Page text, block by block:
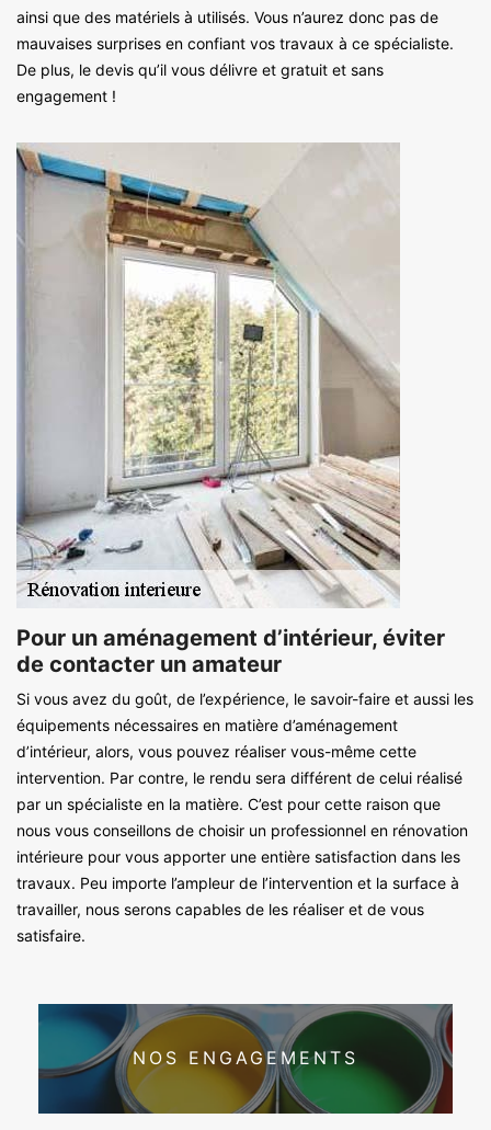
ainsi que des matériels à utilisés. Vous n’aurez donc pas de
mauvaises surprises en confiant vos travaux à ce spécialiste.
De plus, le devis qu’il vous délivre et gratuit et sans
engagement !
Pour un aménagement d’intérieur, éviter
de contacter un amateur
Si vous avez du goût, de l’expérience, le savoir-faire et aussi les
équipements nécessaires en matière d’aménagement
d’intérieur, alors, vous pouvez réaliser vous-même cette
intervention. Par contre, le rendu sera différent de celui réalisé
par un spécialiste en la matière. C’est pour cette raison que
nous vous conseillons de choisir un professionnel en rénovation
intérieure pour vous apporter une entière satisfaction dans les
travaux. Peu importe l’ampleur de l’intervention et la surface à
travailler, nous serons capables de les réaliser et de vous
satisfaire.
NOS ENGAGEMENTS